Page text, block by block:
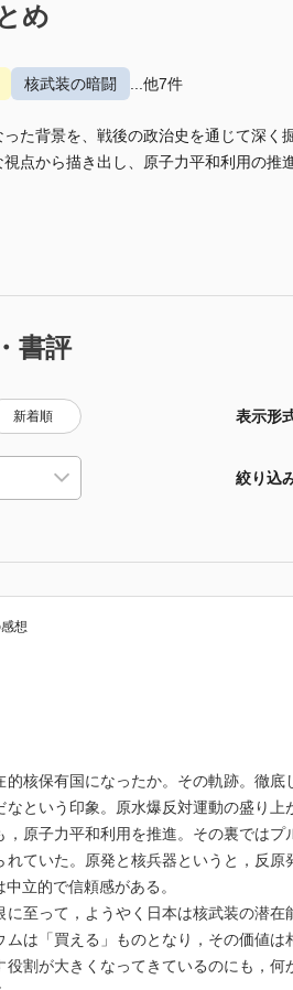
め
核武装の暗闘 ...他7件
た背景を、戦後の政治史を通じて深く
点から描き出し、原子力平和利用の推
書評
新着順 表示形
絞り込
想
的核保有国になったか。その軌跡。徹底
なという印象。原水爆反対運動の盛り上
，原子力平和利用を推進。その裏ではプ
れていた。原発と核兵器というと，反
立的で信頼感がある。
に至って，ようやく日本は核武装の潜在
ムは「買える」ものとなり，その価値
役割が大きくなってきているのにも，